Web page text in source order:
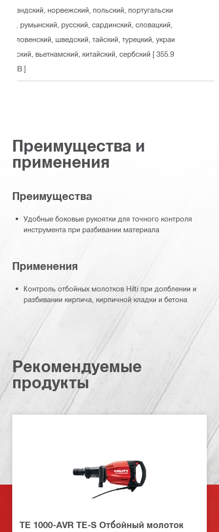
ландский, норвежский, польский, португальски
й, румынский, русский, сардинский, словацкий,
словенский, шведский, тайский, турецкий, украи
нский, вьетнамский, китайский, сербский [ 355.9
KB ]
Преимущества и
применения
Преимущества
Удобные боковые рукоятки для точного контроля
инструмента при разбивании материала
Применения
Контроль отбойных молотков Hilti при долблении и
разбивании кирпича, кирпичной кладки и бетона
Рекомендуемые
продукты
TE 1000-AVR TE-S Отбойный молоток